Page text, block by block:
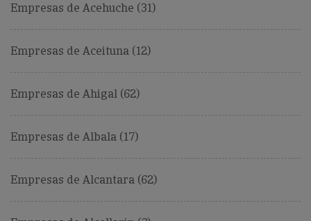
Empresas de Acehuche (31)
Empresas de Aceituna (12)
Empresas de Ahigal (62)
Empresas de Albala (17)
Empresas de Alcantara (62)